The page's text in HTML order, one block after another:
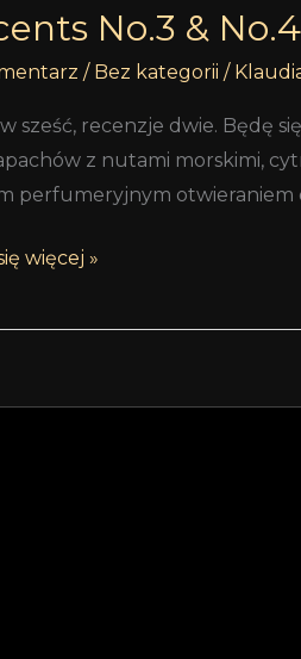
No.3 & No.4
/ Bez kategorii /
sześć, recenzje dwie. Będę
z nutami morskimi,
perfumeryjnym otwieraniem
więcej »